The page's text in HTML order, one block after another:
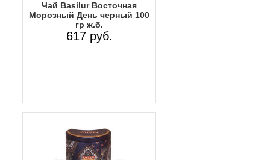
Чай Basilur Восточная
Морозный День черный 100
гр ж.б.
617 руб.